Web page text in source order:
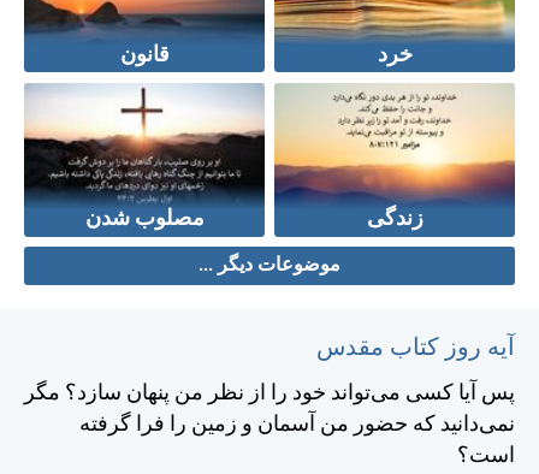
خرد قانون
زندگی مصلوب شدن
موضوعات دیگر ...
آیه روز کتاب مقدس
پس آيا كسی می‌تواند خود را از نظر من پنهان سازد؟ مگر
نمی‌دانيد كه حضور من آسمان و زمين را فرا گرفته
است؟